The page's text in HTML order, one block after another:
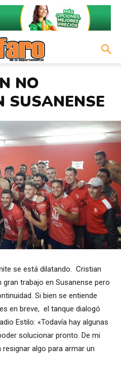
NO
SUSANENSE
se está dilatando. Cristian
trabajo en Susanense pero
Si bien se entiende
en breve, el tanque dialogó
Estilo: «Todavía hay algunas
solucionar pronto. De mi
algo para armar un